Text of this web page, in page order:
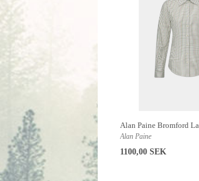
Alan Paine Bromford
Alan Paine
1100,00 SEK